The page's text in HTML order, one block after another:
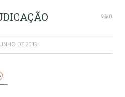
0
DE 2019